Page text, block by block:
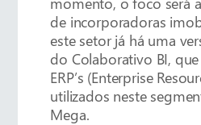
de incorporadoras
este setor já há uma
do Colaborativo BI,
ERP’s (Enterprise
utilizados neste
Mega.